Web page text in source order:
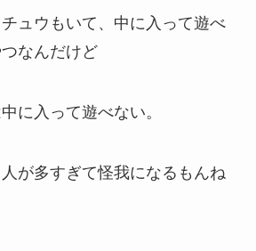
ュウもいて、中に入って遊べ
なんだけど
に入って遊べない。
が多すぎて怪我になるもんね